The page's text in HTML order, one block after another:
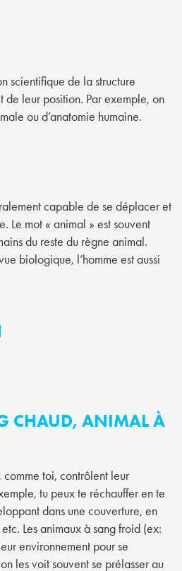
scientifique de la structure
de leur position. Par exemple, on
ou d’anatomie humaine.
capable de se déplacer et
Le mot « animal » est souvent
du reste du règne animal.
biologique, l’homme est aussi
CHAUD, ANIMAL À
comme toi, contrôlent leur
tu peux te réchauffer en te
dans une couverture, en
Les animaux à sang froid (ex:
environnement pour se
les voit souvent se prélasser au